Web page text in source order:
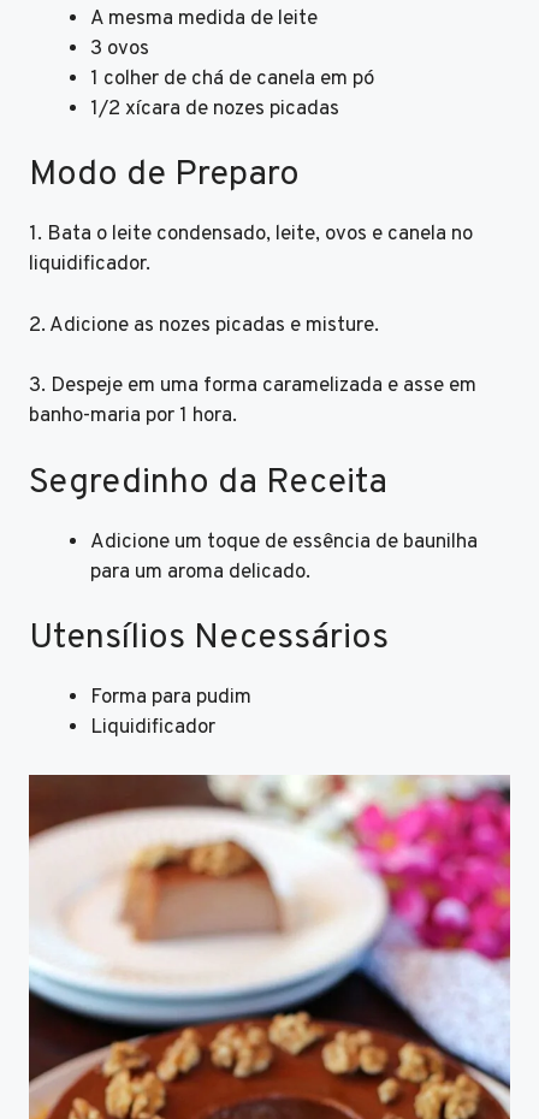
A mesma medida de leite
3 ovos
1 colher de chá de canela em pó
1/2 xícara de nozes picadas
Modo de Preparo
1. Bata o leite condensado, leite, ovos e canela no
liquidificador.
2. Adicione as nozes picadas e misture.
3. Despeje em uma forma caramelizada e asse em
banho-maria por 1 hora.
Segredinho da Receita
Adicione um toque de essência de baunilha
para um aroma delicado.
Utensílios Necessários
Forma para pudim
Liquidificador